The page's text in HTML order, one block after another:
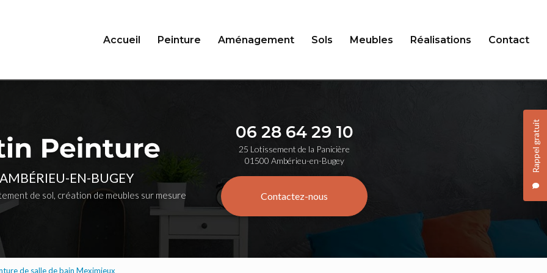
Rappel gratuit
Accueil Peinture Aménagement Sols Meubles Réalisations Contact
EN-BUGEY
de sol, création de meubles sur mesure
06 28 64 29 10
25 Lotissement de la Panicière
01500 Ambérieu-en-Bugey
Contactez-nous
de salle de bain Meximieux